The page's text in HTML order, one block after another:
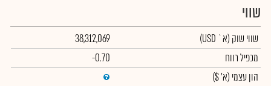
שווי
שווי שוק (א` USD)
38,312,069
מכפיל רווח
-0.70
הון עצמי (א' $)